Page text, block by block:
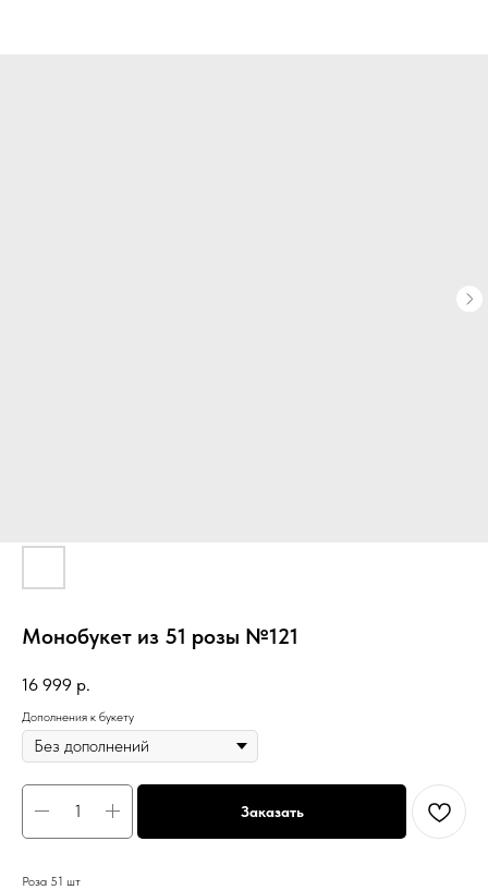
Монобукет из 51 розы №121
16 999 р.
Дополнения к букету
Заказать
Роза 51 шт